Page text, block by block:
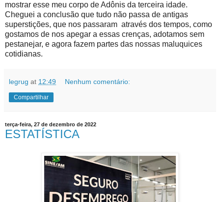
mostrar esse meu corpo de Adônis da terceira idade.
Cheguei a conclusão que tudo não passa de antigas
superstições, que nos passaram através dos tempos, como
gostamos de nos apegar a essas crenças, adotamos sem
pestanejar, e agora fazem partes das nossas maluquices
cotidianas.
legrug at 12:49 Nenhum comentário:
Compartilhar
terça-feira, 27 de dezembro de 2022
ESTATÍSTICA